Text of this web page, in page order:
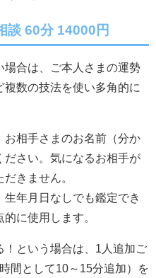
談 60分 14000円
場合は、ご本人さまの運勢
数の技法を使い多角的に
お相手さまのお名前（分か
ださい。気になるお相手が
きません。
年月日なしでも鑑定でき
に使用します。
という場合は、1人追加ご
間として10～15分追加）を